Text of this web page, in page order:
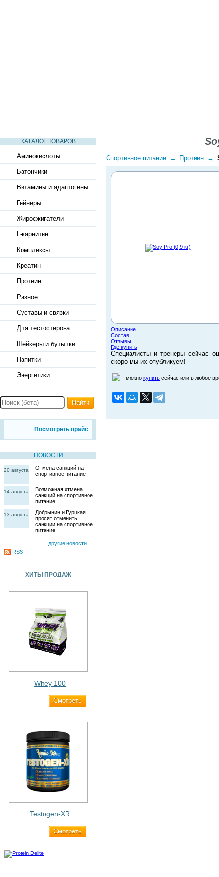
КАТАЛОГ ТОВАРОВ
Аминокислоты
Батончики
Витамины и адаптогены
Гейнеры
Жиросжигатели
L-карнитин
Комплексы
Креатин
Протеин
Разное
Суставы и связки
Для тестостерона
Шейкеры и бутылки
Напитки
Энергетики
Найти
Посмотреть прайс
НОВОСТИ
20 августа
Отмена санкций на
спортивное питание
14 августа
Возможная отмена
санкций на спортивное
питание
13 августа
Добрынин и Гурцкая
просят отменить
санкции на спортивное
питание
другие новости
RSS
ХИТЫ ПРОДАЖ
Whey 100
Cмотреть
Testogen-XR
Cмотреть
Спортивное питание → Протеин →
Описание
Состав
Отзывы
Где купить
Специалисты и тренеры сейчас
скоро мы их опубликуем!
- можно купить сейчас или в любое